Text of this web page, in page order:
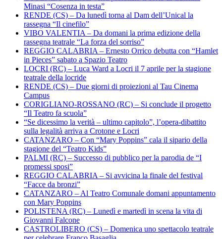
Minasi “Cosenza in testa”
RENDE (CS) – Da lunedì torna al Dam dell’Unical la
rassegna “Il cinefilo”
VIBO VALENTIA – Da domani la prima edizione della
rassegna teatrale “La forza del sorriso”
REGGIO CALABRIA – Ernesto Orrico debutta con “Hamlet
in Pieces” sabato a Spazio Teatro
LOCRI (RC) – Luca Ward a Locri il 7 aprile per la stagione
teatrale della locride
RENDE (CS) – Due giorni di proiezioni al Tau Cinema
Campus
CORIGLIANO-ROSSANO (RC) – Si conclude il progetto
“Il Teatro fa scuola”
“Se dicessimo la verità – ultimo capitolo”, l’opera-dibattito
sulla legalità arriva a Crotone e Locri
CATANZARO – Con “Mary Poppins” cala il sipario della
stagione del “Teatro Kids”
PALMI (RC) – Successo di pubblico per la parodia de “I
promessi sposi”
REGGIO CALABRIA – Si avvicina la finale del festival
“Facce da bronzi”
CATANZARO – Al Teatro Comunale domani appuntamento
con Mary Poppins
POLISTENA (RC) – Lunedì e martedì in scena la vita di
Giovanni Falcone
CASTROLIBERO (CS) – Domenica uno spettacolo teatrale